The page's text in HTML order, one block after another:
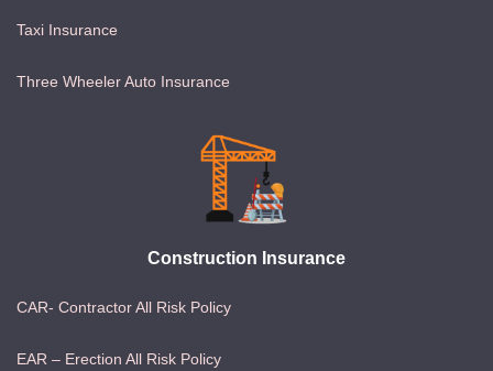
Taxi Insurance
Three Wheeler Auto Insurance
Construction Insurance
CAR- Contractor All Risk Policy
EAR – Erection All Risk Policy